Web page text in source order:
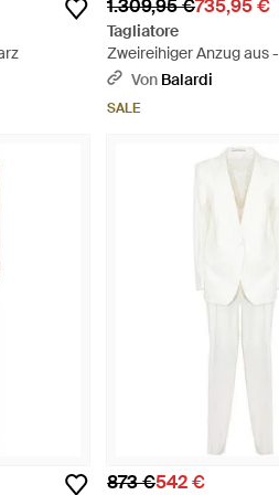
1.309,95 €735,95 €
Tagliatore
Zweireihiger Anzug aus
Von Balardi
SALE
873 €542 €